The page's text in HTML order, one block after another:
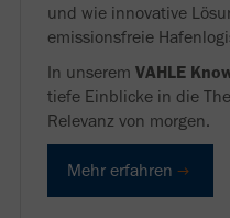
und wie innovative
emissionsfreie
In unserem VAHLE
tiefe Einblicke in die
Relevanz von morgen.
Mehr erfahren